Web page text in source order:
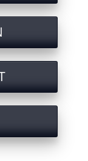
viên nén
cưa
cấp chứng
mùn cưa
nén mùn